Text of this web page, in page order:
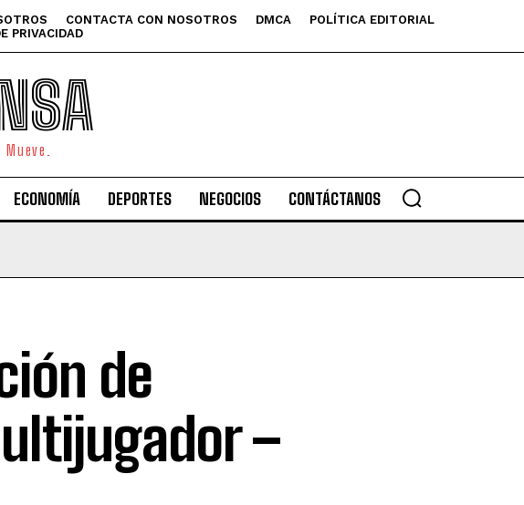
CONTACTA CON NOSOTROS DMCA
POLÍTICA EDITORIAL
PRIVACIDAD
ECONOMÍA DEPORTES NEGOCIOS CONTÁCTANOS
de
–